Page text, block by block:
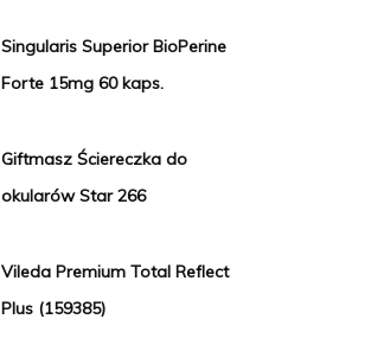
Singularis Superior BioPerine
Forte 15mg 60 kaps.
Giftmasz Ściereczka do
okularów Star 266
Vileda Premium Total Reflect
Plus (159385)